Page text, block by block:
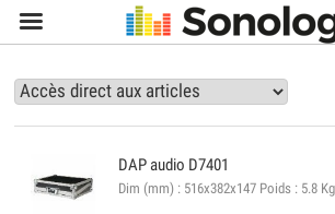

DAP audio D7401
Dim (mm) : 516x382x147 Poids : 5.8